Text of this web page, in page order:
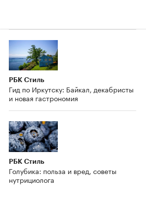
РБК Стиль
Гид по Иркутску: Байкал, декабристы
и новая гастрономия
РБК Стиль
Голубика: польза и вред, советы
нутрициолога